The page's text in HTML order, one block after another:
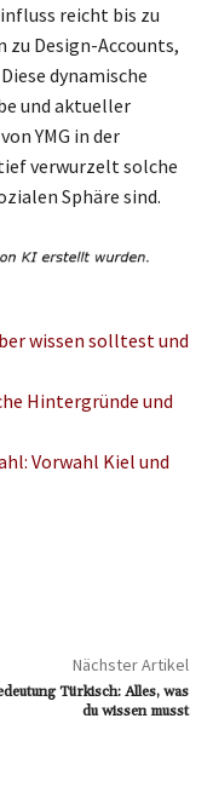
reicht bis zu
Design-Accounts,
dynamische
und aktueller
YMG in der
verwurzelt solche
Sphäre sind.
wissen solltest und
Hintergründe und
Vorwahl Kiel und
Nächster Artikel
Türkisch: Alles, was
du wissen musst